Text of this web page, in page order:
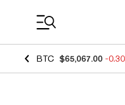
BTC $65,067.00 -